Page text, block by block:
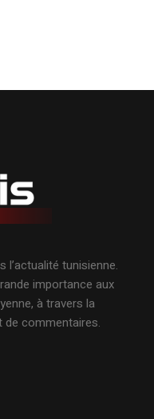
l’actualité tunisienne.
importance aux
à travers la
de commentaires.